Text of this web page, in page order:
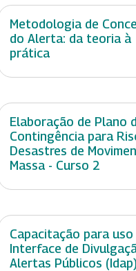
Metodologia de
do Alerta: da teoria à
prática
Elaboração de Plano
Contingência para
Desastres de
Massa - Curso 2
Capacitação para uso
Interface de
Alertas Públicos (Idap)